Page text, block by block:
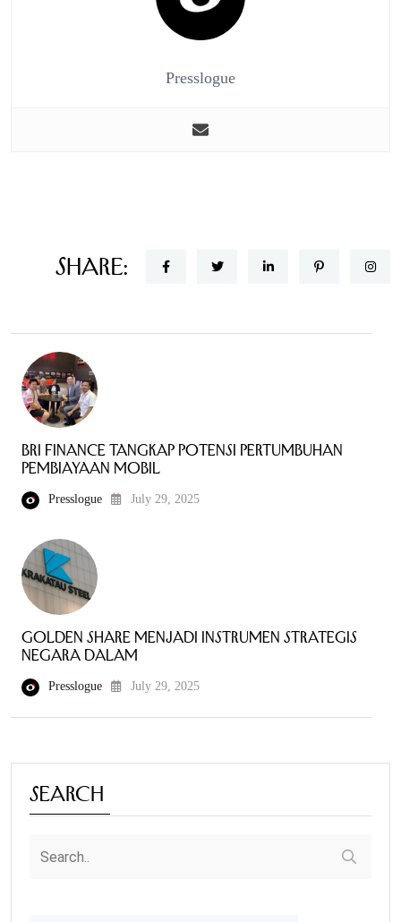
Presslogue
Share:
BRI Finance Tangkap Potensi Pertumbuhan
Pembiayaan Mobil
Presslogue July 29, 2025
Golden Share Menjadi Instrumen Strategis
Negara dalam
Presslogue July 29, 2025
Search